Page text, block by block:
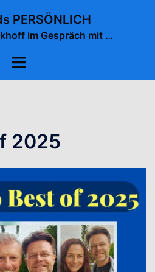
PERSÖNLICH
im Gespräch mit …
Menü
2025